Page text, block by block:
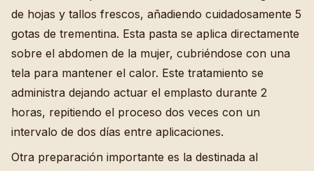
de hojas y tallos frescos, añadiendo cuidadosamente 5
gotas de trementina. Esta pasta se aplica directamente
sobre el abdomen de la mujer, cubriéndose con una
tela para mantener el calor. Este tratamiento se
administra dejando actuar el emplasto durante 2
horas, repitiendo el proceso dos veces con un
intervalo de dos días entre aplicaciones.
Otra preparación importante es la destinada al